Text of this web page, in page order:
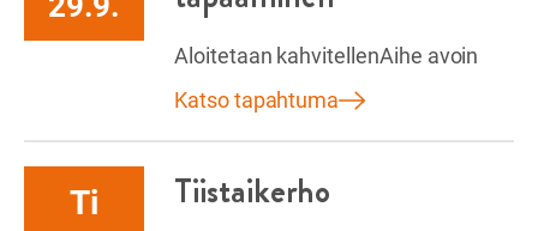
Aloitetaan kahvitellenAihe avoin
Katso tapahtuma
Ti Tiistaikerho